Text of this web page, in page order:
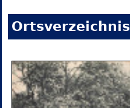
Ortsverzeichnis